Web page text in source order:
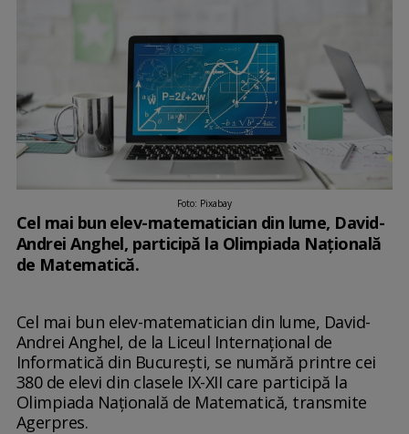
Foto: Pixabay
Cel mai bun elev-matematician din lume, David-
Andrei Anghel, participă la Olimpiada Naţională
de Matematică.
Cel mai bun elev-matematician din lume, David-
Andrei Anghel, de la Liceul Internaţional de
Informatică din Bucureşti, se numără printre cei
380 de elevi din clasele IX-XII care participă la
Olimpiada Naţională de Matematică, transmite
Agerpres.